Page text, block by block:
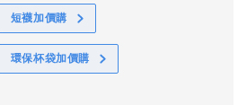
短襪加價購
環保杯袋加價購